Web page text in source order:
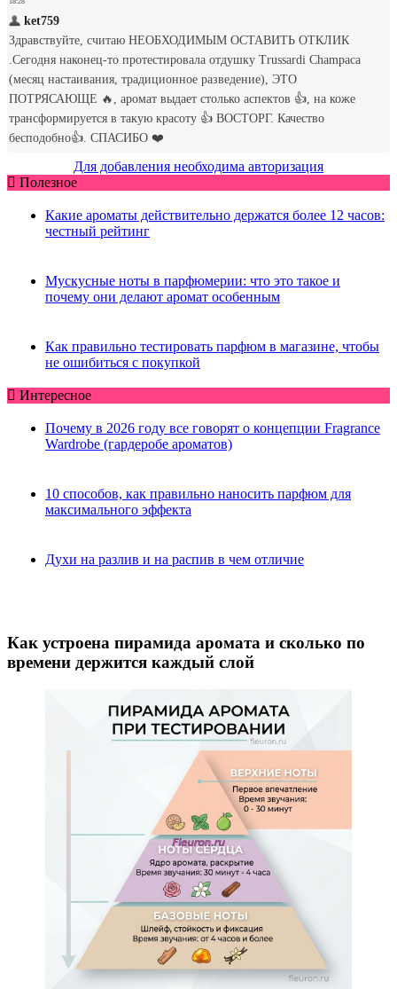
Для добавления необходима авторизация
Полезное
Какие ароматы действительно держатся более 12 часов:
честный рейтинг
Мускусные ноты в парфюмерии: что это такое и
почему они делают аромат особенным
Как правильно тестировать парфюм в магазине, чтобы
не ошибиться с покупкой
Интересное
Почему в 2026 году все говорят о концепции Fragrance
Wardrobe (гардеробе ароматов)
10 способов, как правильно наносить парфюм для
максимального эффекта
Духи на разлив и на распив в чем отличие
Как устроена пирамида аромата и сколько по
времени держится каждый слой